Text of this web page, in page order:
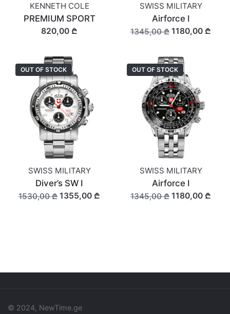
KENNETH COLE
PREMIUM SPORT
820,00 ₾
SWISS MILITARY
Airforce I
1345,00 ₾ 1180,00 ₾
OUT OF STOCK
SWISS MILITARY
Diver’s SW I
1530,00 ₾ 1355,00 ₾
OUT OF STOCK
SWISS MILITARY
Airforce I
1345,00 ₾ 1180,00 ₾
© 2024, NewTime.ge